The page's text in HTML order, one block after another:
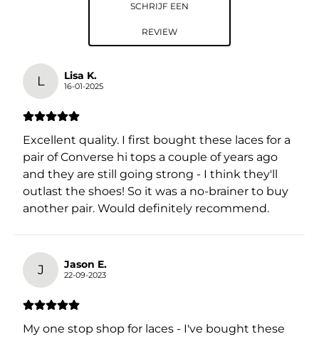
SCHRIJF EEN
REVIEW
L Lisa K.
16-01-2025
Excellent quality. I first bought these laces for a
pair of Converse hi tops a couple of years ago
and they are still going strong - I think they'll
outlast the shoes! So it was a no-brainer to buy
another pair. Would definitely recommend.
J Jason E.
22-09-2023
My one stop shop for laces - I've bought these